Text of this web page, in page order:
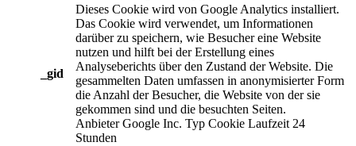
_gid
Dieses Cookie wird von Google Analytics installiert.
Das Cookie wird verwendet, um Informationen
darüber zu speichern, wie Besucher eine Website
nutzen und hilft bei der Erstellung eines
Analyseberichts über den Zustand der Website. Die
gesammelten Daten umfassen in anonymisierter Form
die Anzahl der Besucher, die Website von der sie
gekommen sind und die besuchten Seiten.
Anbieter Google Inc. Typ Cookie Laufzeit 24
Stunden